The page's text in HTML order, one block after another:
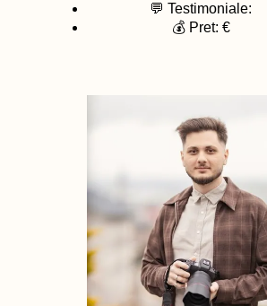
💬 Testimoniale:
💰 Pret: €